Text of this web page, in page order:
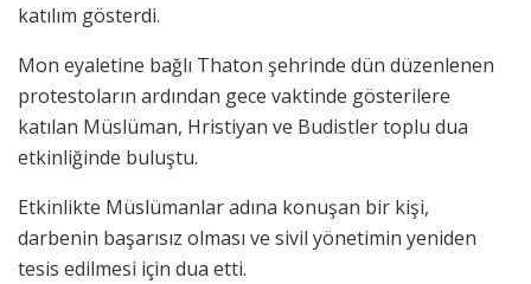
katılım gösterdi.
Mon eyaletine bağlı Thaton şehrinde dün düzenlenen
protestoların ardından gece vaktinde gösterilere
katılan Müslüman, Hristiyan ve Budistler toplu dua
etkinliğinde buluştu.
Etkinlikte Müslümanlar adına konuşan bir kişi,
darbenin başarısız olması ve sivil yönetimin yeniden
tesis edilmesi için dua etti.